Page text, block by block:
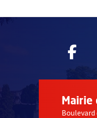
,
Mairie
Boulevard